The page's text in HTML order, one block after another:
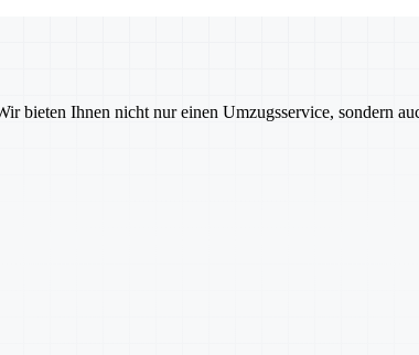
bieten Ihnen nicht nur einen Umzugsservice, sondern